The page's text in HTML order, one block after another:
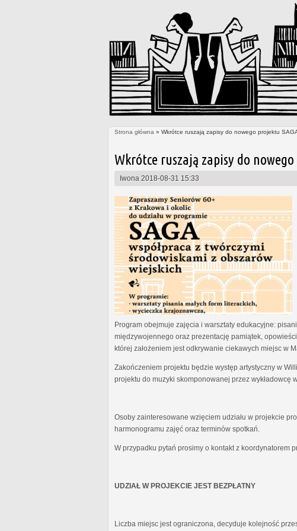
Strona główna » Wkrótce ruszają zapisy do nowego projektu
Wkrótce ruszają zapisy do
Iwona 2018-08-31 15:33
Program obejmuje zajęcia i warsztaty edukacyjne:
międzywojennego oraz prezentację pamiątek,
której założeniem jest odkrywanie ciekawych miejsc w
Zakończeniem projektu będzie występ artystyczny w
projektu do muzyki skomponowanej przez wykładowcę
Osoby zainteresowane wzięciem udziału w projekcie
harmonogramu zajęć oraz terminów spotkań.
W przypadku pytań prosimy o kontakt z koordynatorem
UDZIAŁ W PROJEKCIE JEST BEZPŁATNY
Liczba miejsc jest ograniczona, decyduje kolejność